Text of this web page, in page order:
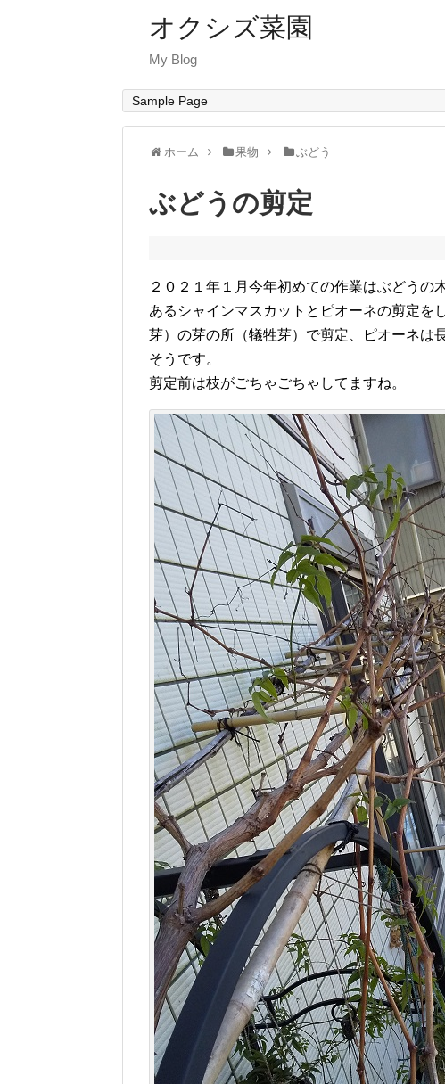
オクシズ菜園
My Blog
Sample Page
ホーム 果物 ぶどう
ぶどうの剪定
２０２１年１月今年初めての作業はぶどうの
あるシャインマスカットとピオーネの剪定を
芽）の芽の所（犠牲芽）で剪定、ピオーネは
そうです。
剪定前は枝がごちゃごちゃしてますね。